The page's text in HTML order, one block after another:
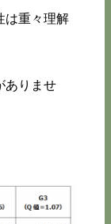
は重々理解
ありませ